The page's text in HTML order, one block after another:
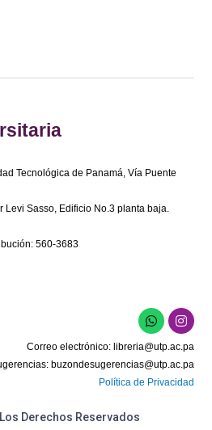
Tecnológica de Panamá, Vía Puente
Sasso, Edificio No.3 planta baja.
560-3683
W
h
a
t
s
a
p
I
n
s
t
a
g
r
Correo electrónico: libreria@utp.ac.pa
buzondesugerencias@utp.ac.pa
Política de Privacidad
Derechos Reservados